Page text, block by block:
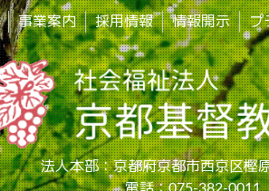
事業案内 採用情報 情報開示 プ
法人本部：京都府京都市西京区樫